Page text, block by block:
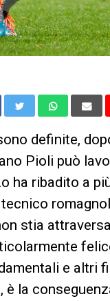
definite,
Pioli può
ha ribadito a
stia
e altri
è la